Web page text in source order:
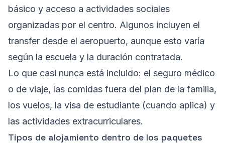
básico y acceso a actividades sociales
organizadas por el centro. Algunos incluyen el
transfer desde el aeropuerto, aunque esto varía
según la escuela y la duración contratada.
Lo que casi nunca está incluido: el seguro médico
o de viaje, las comidas fuera del plan de la familia,
los vuelos, la visa de estudiante (cuando aplica) y
las actividades extracurriculares.
Tipos de alojamiento dentro de los paquetes